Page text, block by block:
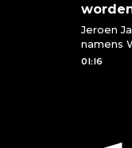
Jeroen
namens
API is en
01:16